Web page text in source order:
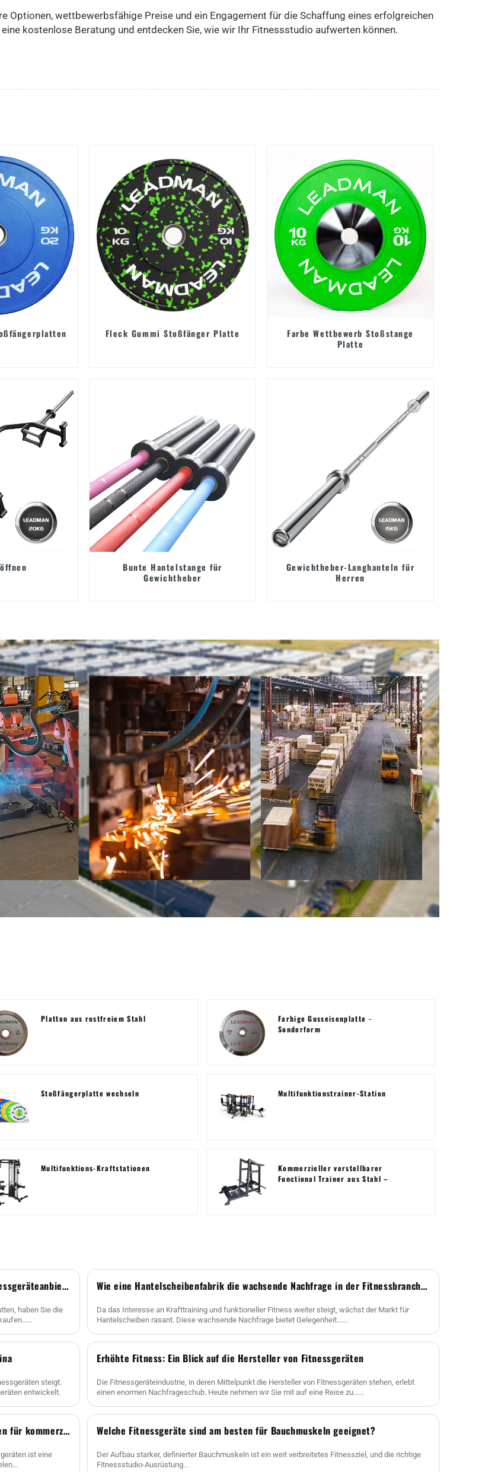
Optionen, wettbewerbsfähige Preise und ein Engagement für die Schaffung eines erfolgreichen
kostenlose Beratung und entdecken Sie, wie wir Ihr Fitnessstudio aufwerten können.
Fleck Gummi Stoßfänger Platte
Farbe Wettbewerb Stoßstange
Platte
Bunte Hantelstange für
Gewichtheber
Gewichtheber-Langhanteln für
Herren
Platten aus rostfreiem Stahl
Farbige Gusseisenplatte -
Sonderform
Stoßfängerplatte wechseln Multifunktionstrainer-Station
Multifunktions-Kraftstationen
Kommerzieller verstellbarer
Functional Trainer aus Stahl –
Untersuchung der Vor- und Nachteile des Kaufs bei einem Fitnessgeräteanbieter im Vergleich zu einer Fitnessgerätefabrik
haben Sie die
Wie eine Hantelscheibenfabrik die wachsende Nachfrage in der Fitnessbranche befriedigt
Da das Interesse an Krafttraining und funktioneller Fitness weiter steigt, wächst der Markt für
Hantelscheiben rasant. Diese wachsende Nachfrage bietet Gelegenheit......
steigt.
entwickelt.
Erhöhte Fitness: Ein Blick auf die Hersteller von Fitnessgeräten
Die Fitnessgeräteindustrie, in deren Mittelpunkt die Hersteller von Fitnessgeräten stehen, erlebt
einen enormen Nachfrageschub. Heute nehmen wir Sie mit auf eine Reise zu......
Die Auswahl der richtigen Großhandel Fitnessgeräte Lieferanten für kommerzielle Fitnessstudio Bedürfnisse
ist eine
Welche Fitnessgeräte sind am besten für Bauchmuskeln geeignet?
Der Aufbau starker, definierter Bauchmuskeln ist ein weit verbreitetes Fitnessziel, und die richtige
Fitnessstudio-Ausrüstung...